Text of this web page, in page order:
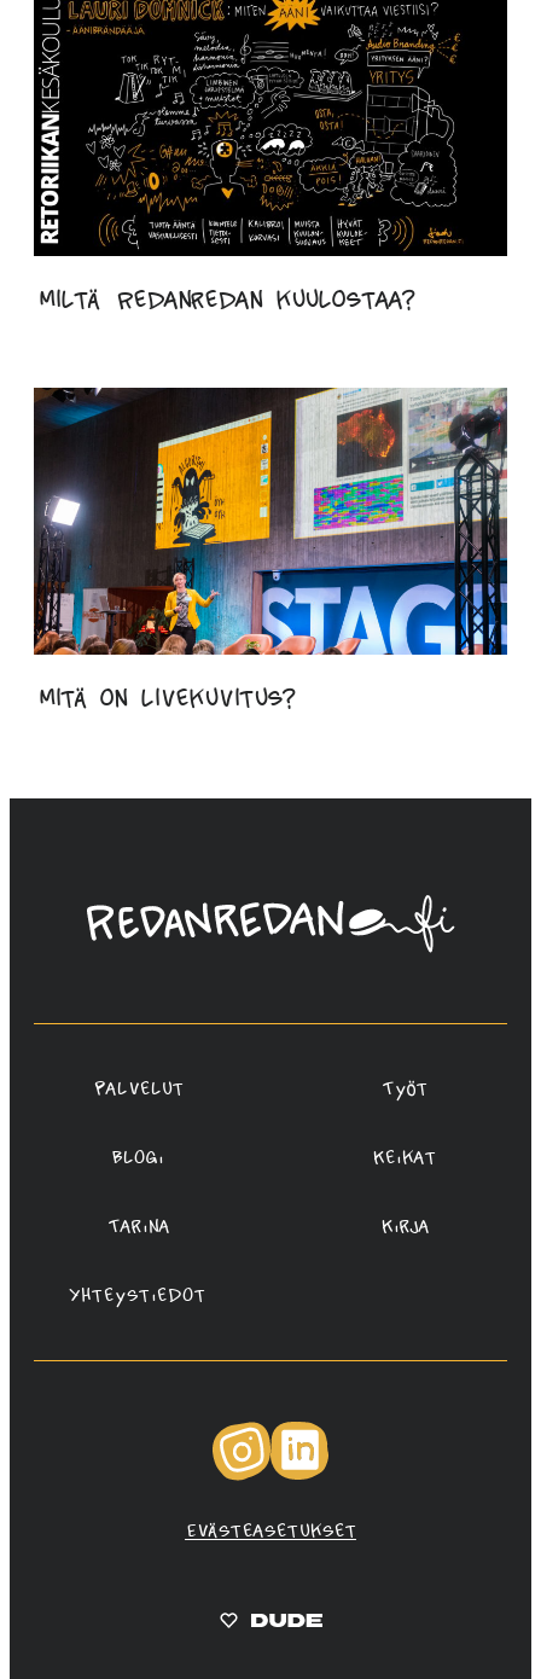
Miltä Redanredan kuulostaa?
Mitä on livekuvitus?
Linda
Saukko-
Oy
Palvelut Työt
Blogi Keikat
Tarina Kirja
Yhteystiedot
Instagram
Evästeasetukset